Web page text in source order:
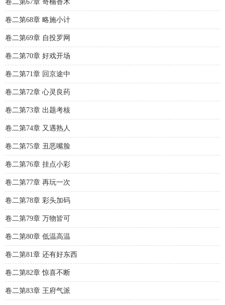
卷二第67章 奇楠香木
卷二第68章 略施小计
卷二第69章 自投罗网
卷二第70章 好戏开场
卷二第71章 回京途中
卷二第72章 心灵良药
卷二第73章 出题考核
卷二第74章 又遇熟人
卷二第75章 丑恶嘴脸
卷二第76章 挂点小彩
卷二第77章 再玩一次
卷二第78章 彩头加码
卷二第79章 万物皆可
卷二第80章 低温高温
卷二第81章 还有好东西
卷二第82章 惊喜不断
卷二第83章 王府气派